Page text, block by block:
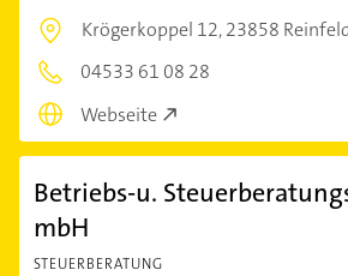
Krögerkoppel 12,23858
04533 61 08 28
Webseite
Betriebs-u.
mbH
STEUERBERATUNG